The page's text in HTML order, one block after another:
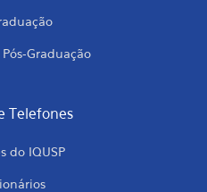
Graduação
Telefones
do IQUSP